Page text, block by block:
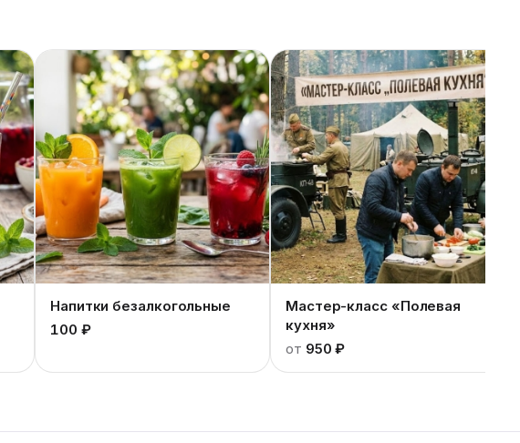
Напитки безалкогольные
100 ₽
Мастер-класс «Полевая
кухня»
от 950 ₽